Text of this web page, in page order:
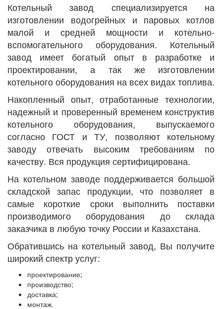
Котельный завод специализируется на
изготовлении водогрейных и паровых котлов
малой и средней мощности и котельно-
вспомогательного оборудования. Котельный
завод имеет богатый опыт в разработке и
проектировании, а так же изготовлении
котельного оборудования на всех видах топлива.
Накопленный опыт, отработанные технологии,
надежный и проверенный временем конструктив
котельного оборудования, выпускаемого
согласно ГОСТ и ТУ, позволяют котельному
заводу отвечать высоким требованиям по
качеству. Вся продукция сертифицирована.
На котельном заводе поддерживается большой
складской запас продукции, что позволяет в
самые короткие сроки выполнить поставки
производимого оборудования до склада
заказчика в любую точку России и Казахстана.
Обратившись на котельный завод, Вы получите
широкий спектр услуг:
проектирование;
производство;
доставка;
монтаж.